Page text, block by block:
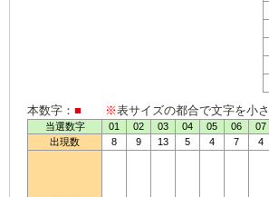
本数字： ■ ※表サイズの都合で文字を小
当選数字 01 02 03 04 05 06 07
出現数
8 9 13 5 4 7 4